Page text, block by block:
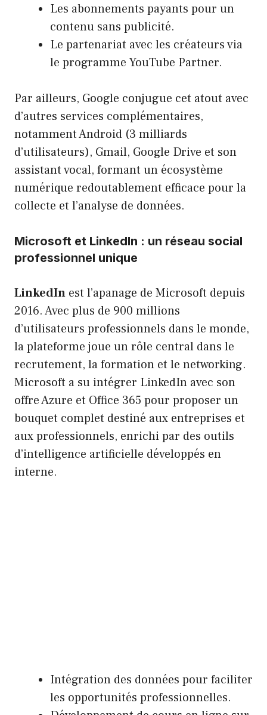
Les abonnements payants pour un
contenu sans publicité.
Le partenariat avec les créateurs via
le programme YouTube Partner.
Par ailleurs, Google conjugue cet atout avec
d’autres services complémentaires,
notamment Android (3 milliards
d’utilisateurs), Gmail, Google Drive et son
assistant vocal, formant un écosystème
numérique redoutablement efficace pour la
collecte et l’analyse de données.
Microsoft et LinkedIn : un réseau social
professionnel unique
LinkedIn est l’apanage de Microsoft depuis
2016. Avec plus de 900 millions
d’utilisateurs professionnels dans le monde,
la plateforme joue un rôle central dans le
recrutement, la formation et le networking.
Microsoft a su intégrer LinkedIn avec son
offre Azure et Office 365 pour proposer un
bouquet complet destiné aux entreprises et
aux professionnels, enrichi par des outils
d’intelligence artificielle développés en
interne.
Intégration des données pour faciliter
les opportunités professionnelles.